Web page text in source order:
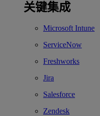
关键集成
Microsoft Intune
ServiceNow
Freshworks
Jira
Salesforce
Zendesk